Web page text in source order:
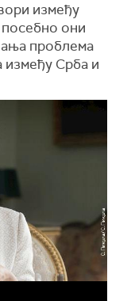
између
они
проблема
између Срба и